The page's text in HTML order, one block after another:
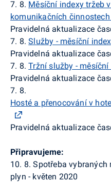
7. 8. Měsíční indexy tržeb
komunikačních činnostech
Pravidelná aktualizace
7. 8.Služby - měsíční
Pravidelná aktualizace
7. 8.Tržní služby -
Pravidelná aktualizace
7. 8.
Hosté a přenocování v
Pravidelná aktualizace
Připravujeme:
10. 8. Spotřeba
plyn - květen 2020